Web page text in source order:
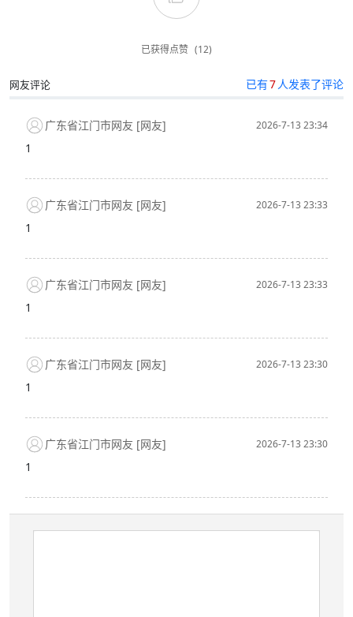
已获得点赞 (12)
网友评论 已有7人发表了评论
广东省江门市网友 [网友] 2026-7-13 23:34
1
广东省江门市网友 [网友] 2026-7-13 23:33
1
广东省江门市网友 [网友] 2026-7-13 23:33
1
广东省江门市网友 [网友] 2026-7-13 23:30
1
广东省江门市网友 [网友] 2026-7-13 23:30
1